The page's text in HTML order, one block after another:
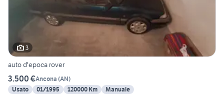
3
auto d'epoca rover
3.500 €Ancona (AN)
Usato
01/1995 120000 Km Manuale